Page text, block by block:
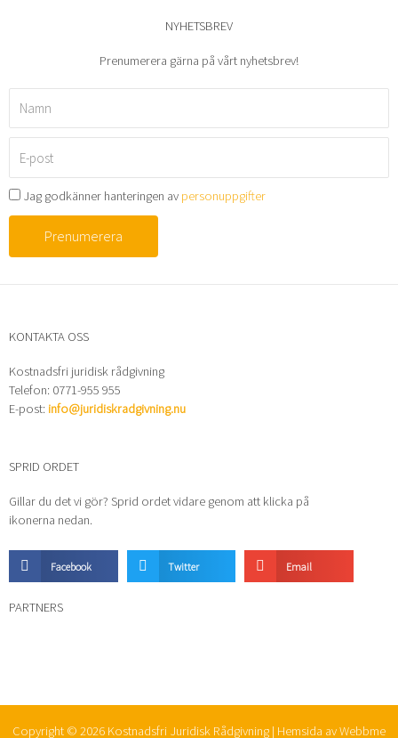
NYHETSBREV
Prenumerera gärna på vårt nyhetsbrev!
post
Jag godkänner hanteringen av personuppgifter
Prenumerera
KONTAKTA OSS
Kostnadsfri juridisk rådgivning
Telefon: 0771-955 955
E-post: info@juridiskradgivning.nu
SPRID ORDET
Gillar du det vi gör? Sprid ordet vidare genom att klicka på
ikonerna nedan.
Facebook Twitter Email
PARTNERS
Copyright © 2026 Kostnadsfri Juridisk Rådgivning | Hemsida avWebbme